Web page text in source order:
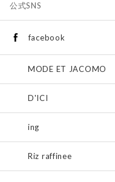
公式SNS
facebook
MODE ET JACOMO
D'ICI
ing
Riz raffinee